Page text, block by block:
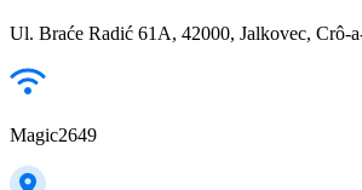
Ul. Braće Radić 61A, 42000, Jalkovec, Crô-
Magic2649